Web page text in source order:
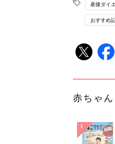
産後ダイ
おすすめ
赤ちゃ